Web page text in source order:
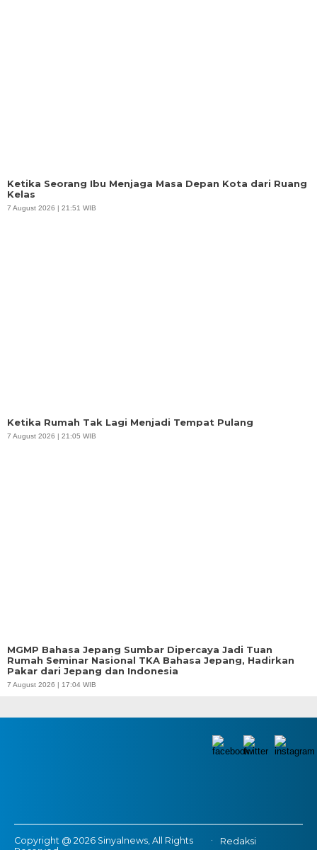
Ketika Seorang Ibu Menjaga Masa Depan Kota dari Ruang
Kelas
7 August 2026 | 21:51 WIB
Ketika Rumah Tak Lagi Menjadi Tempat Pulang
7 August 2026 | 21:05 WIB
MGMP Bahasa Jepang Sumbar Dipercaya Jadi Tuan
Rumah Seminar Nasional TKA Bahasa Jepang, Hadirkan
Pakar dari Jepang dan Indonesia
7 August 2026 | 17:04 WIB
Copyright @ 2026 Sinyalnews, All Rights
Redaksi